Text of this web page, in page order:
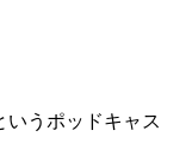
うポッドキャス